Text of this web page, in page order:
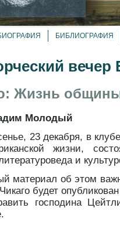
БИБЛИОГРАФИЯ
вечер
Жизнь
Молодый
23 декабря, в
жизни,
и
материал об этом
будет
господина